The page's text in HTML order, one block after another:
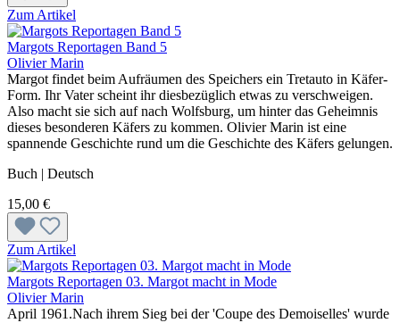
Zum Artikel
Margots Reportagen Band 5
Olivier Marin
Margot findet beim Aufräumen des Speichers ein Tretauto in Käfer-
Form. Ihr Vater scheint ihr diesbezüglich etwas zu verschweigen.
Also macht sie sich auf nach Wolfsburg, um hinter das Geheimnis
dieses besonderen Käfers zu kommen. Olivier Marin ist eine
spannende Geschichte rund um die Geschichte des Käfers gelungen.
Buch | Deutsch
15,00 €
Zum Artikel
Margots Reportagen 03. Margot macht in Mode
Olivier Marin
April 1961.Nach ihrem Sieg bei der 'Coupe des Demoiselles' wurde